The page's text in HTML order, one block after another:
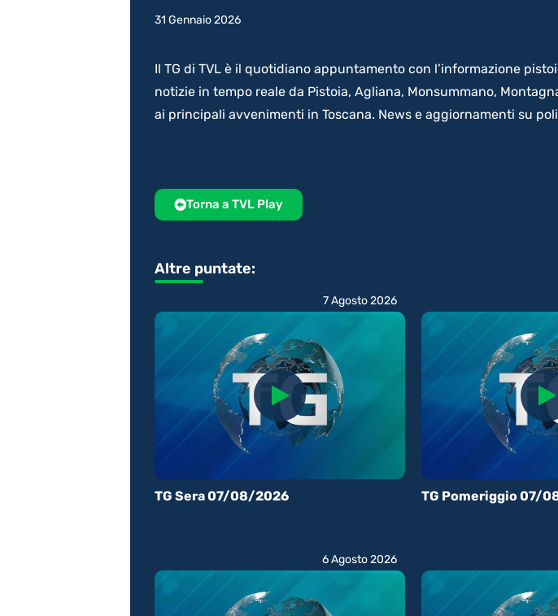
31 Gennaio 2026
Il TG di TVL è il quotidiano appuntamento con l’informazione
notizie in tempo reale da Pistoia, Agliana, Monsummano,
ai principali avvenimenti in Toscana. News e aggiornamenti su
Torna a TVL Play
Altre puntate:
TG Sera 07/08/2026
7 Agosto 2026
TG Pomeriggio 07/
6 Agosto 2026